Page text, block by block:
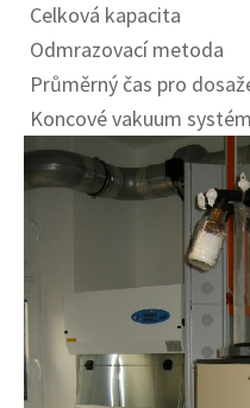
Celková kapacita
Odmrazovací metoda
Průměrný čas pro
Koncové vakuum
Image